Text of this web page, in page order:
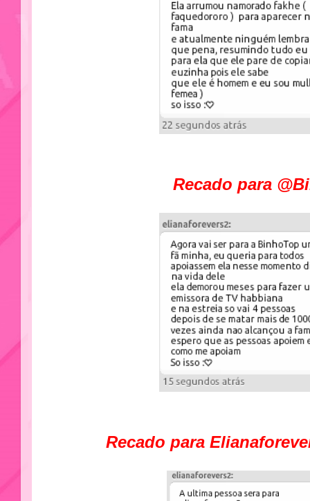
Recado para
Recado para